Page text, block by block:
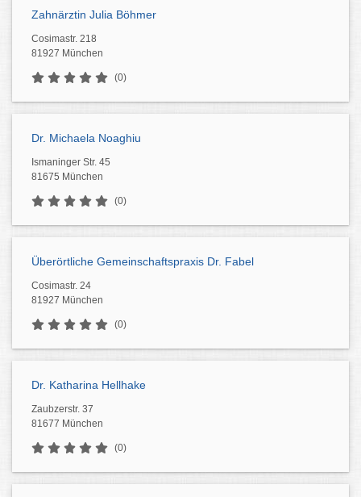
Zahnärztin Julia Böhmer
Cosimastr. 218
81927 München
(0)
Dr. Michaela Noaghiu
Ismaninger Str. 45
81675 München
(0)
Überörtliche Gemeinschaftspraxis Dr. Fabel
Cosimastr. 24
81927 München
(0)
Dr. Katharina Hellhake
Zaubzerstr. 37
81677 München
(0)